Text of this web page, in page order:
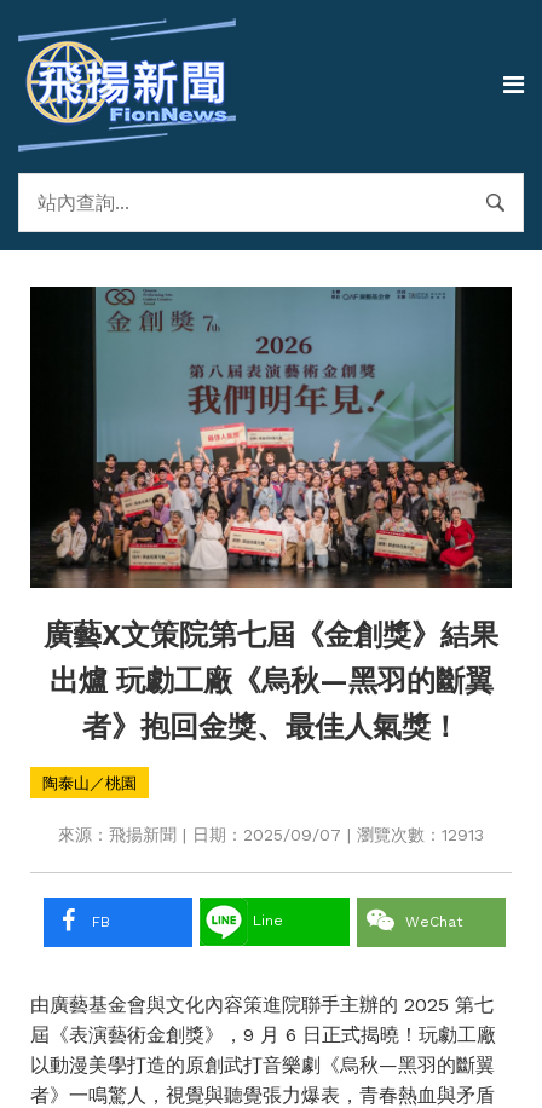
廣藝X文策院第七屆《金創獎》結果
出爐 玩勮工廠《烏秋—黑羽的斷翼
者》抱回金獎、最佳人氣獎！
陶泰山／桃園
來源：飛揚新聞 | 日期：2025/09/07 | 瀏覽次數：12913
FB Line WeChat
由廣藝基金會與文化內容策進院聯手主辦的 2025 第七
屆《表演藝術金創獎》，9 月 6 日正式揭曉！玩勮工廠
以動漫美學打造的原創武打音樂劇《烏秋—黑羽的斷翼
者》一鳴驚人，視覺與聽覺張力爆表，青春熱血與矛盾